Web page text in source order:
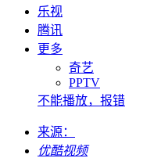
乐视
腾讯
更多
奇艺
PPTV
不能播放，报错
来源：
优酷视频